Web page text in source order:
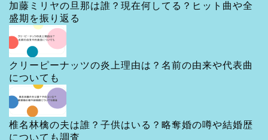
加藤ミリヤの旦那は誰？現在何してる？ヒット曲や全
盛期を振り返る
クリーピーナッツの炎上理由は？名前の由来や代表曲
についても
椎名林檎の夫は誰？子供はいる？略奪婚の噂や結婚歴
についても調査